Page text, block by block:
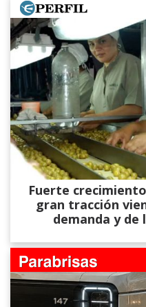
Fuerte
gran tracción
demanda y de